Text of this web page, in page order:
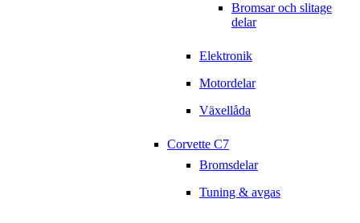
Bromsar och slitage
delar
Elektronik
Motordelar
Växellåda
Corvette C7
Bromsdelar
Tuning & avgas